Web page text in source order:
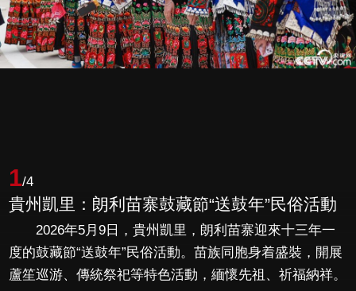
1/4
貴州凱里：朗利苗寨鼓藏節“送鼓年”民俗活動
2026年5月9日，貴州凱里，朗利苗寨迎來十三年一
度的鼓藏節“送鼓年”民俗活動。苗族同胞身着盛裝，開展
蘆笙巡游、傳統祭祀等特色活動，緬懷先祖、祈福納祥。